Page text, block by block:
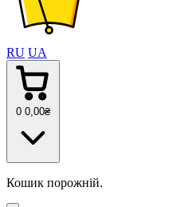
RU UA
0 0 ,00₴
Кошик порожній.